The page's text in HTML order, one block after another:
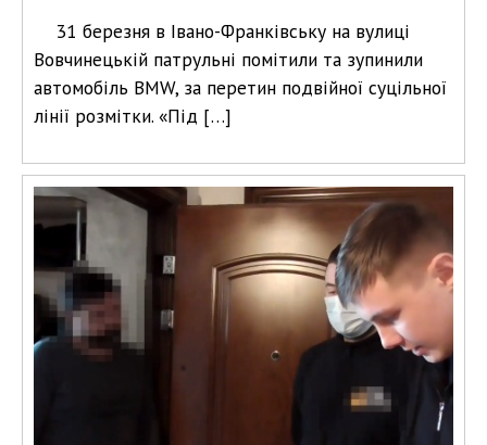
31 березня в Івано-Франківську на вулиці
Вовчинецькій патрульні помітили та зупинили
автомобіль BMW, за перетин подвійної суцільної
лінії розмітки. «Під […]